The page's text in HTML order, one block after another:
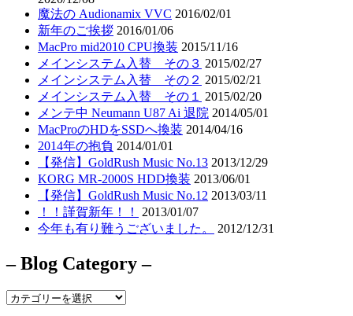
魔法の Audionamix VVC 2016/02/01
新年のご挨拶 2016/01/06
MacPro mid2010 CPU換装 2015/11/16
メインシステム入替 その３ 2015/02/27
メインシステム入替 その２ 2015/02/21
メインシステム入替 その１ 2015/02/20
メンテ中 Neumann U87 Ai 退院 2014/05/01
MacProのHDをSSDへ換装 2014/04/16
2014年の抱負 2014/01/01
【発信】GoldRush Music No.13 2013/12/29
KORG MR-2000S HDD換装 2013/06/01
【発信】GoldRush Music No.12 2013/03/11
！！謹賀新年！！
2013/01/07
今年も有り難うございました。
2012/12/31
– Blog Category –
–